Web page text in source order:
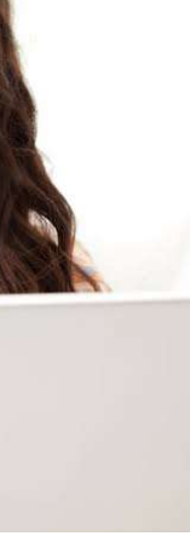
để ngăn rủi ro.
mới có hiệu lực
các giao dịch
cấp nước ngoài
thác thành công
cách giữa các
trong giai đoạn tích
tư nên tránh
hiệu rõ ràng hơn
với 1 tỷ USD)
gian của Vlike.vn!